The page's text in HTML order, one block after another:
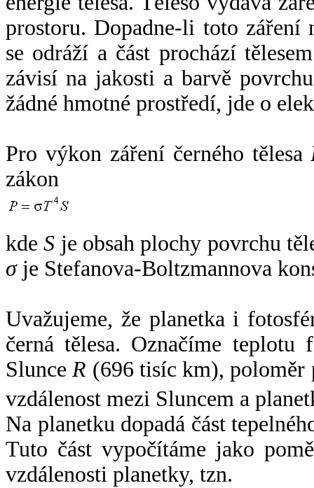
prostoru. Dopadne-li toto záření
se odráží a část prochází
závisí na jakosti a barvě
žádné hmotné prostředí, jde o
Pro výkon záření černého tělesa
zákon
kdeS je obsah plochy povrchu
σje Stefanova-Boltzmannova
Uvažujeme, že planetka i
černá tělesa. Označíme
SlunceR (696 tisíc km),
vzdálenost mezi Sluncem a
Na planetku dopadá část
Tuto část vypočítáme jako
vzdálenosti planetky, tzn.